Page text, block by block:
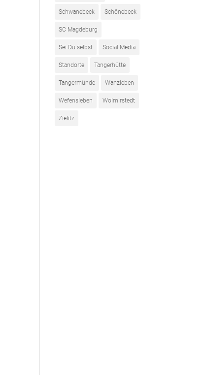
Schwanebeck Schönebeck
SC Magdeburg
Sei Du selbst Social Media
Standorte Tangerhütte
Tangermünde Wanzleben
Wefensleben Wolmirstedt
Zielitz